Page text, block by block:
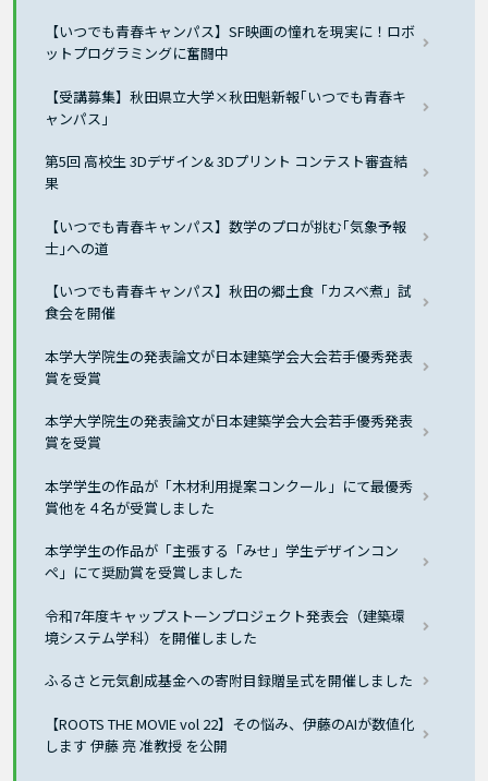
【いつでも青春キャンパス】SF映画の憧れを現実に！ロボ
ットプログラミングに奮闘中
【受講募集】秋田県立大学×秋田魁新報｢いつでも青春キ
ャンパス｣
第5回 高校生 3Dデザイン& 3Dプリント コンテスト審査結
果
【いつでも青春キャンパス】数学のプロが挑む｢気象予報
士｣への道
【いつでも青春キャンパス】秋田の郷土食「カスベ煮」試
食会を開催
本学大学院生の発表論文が日本建築学会大会若手優秀発表
賞を受賞
本学大学院生の発表論文が日本建築学会大会若手優秀発表
賞を受賞
本学学生の作品が「木材利用提案コンクール」にて最優秀
賞他を４名が受賞しました
本学学生の作品が「主張する「みせ」学生デザインコン
ペ」にて奨励賞を受賞しました
令和7年度キャップストーンプロジェクト発表会（建築環
境システム学科）を開催しました
ふるさと元気創成基金への寄附目録贈呈式を開催しました
【ROOTS THE MOVIE vol 22】その悩み、伊藤のAIが数値化
します 伊藤 亮 准教授 を公開